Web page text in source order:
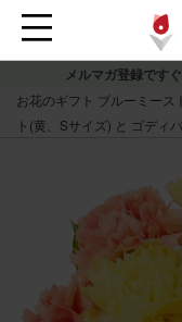
メルマガ登録です
お花のギフト ブルーミース
ト(黄、Sサイズ) と ゴディ